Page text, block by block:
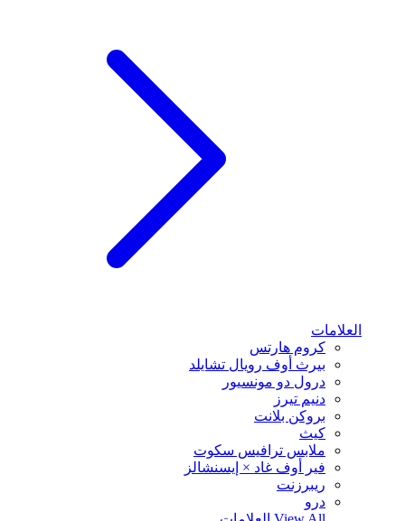
العلامات
كروم هارتس
بيرث أوف رويال تشايلد
درول دو مونسيور
دنيم تيرز
بروكن بلانت
كيث
ملابس ترافيس سكوت
فير أوف غاد × إيسنشالز
ريبرزنت
درو